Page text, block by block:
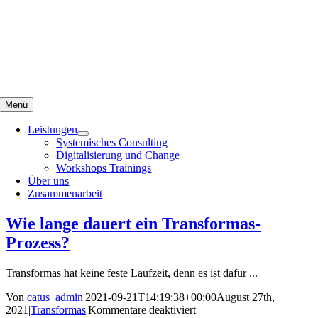
Menü
Leistungen
Systemisches Consulting
Digitalisierung und Change
Workshops Trainings
Über uns
Zusammenarbeit
Wie lange dauert ein Transformas-
Prozess?
Transformas hat keine feste Laufzeit, denn es ist dafür ...
Von catus_admin|2021-09-21T14:19:38+00:00August 27th,
2021 |Transformas|Kommentare deaktiviertfür